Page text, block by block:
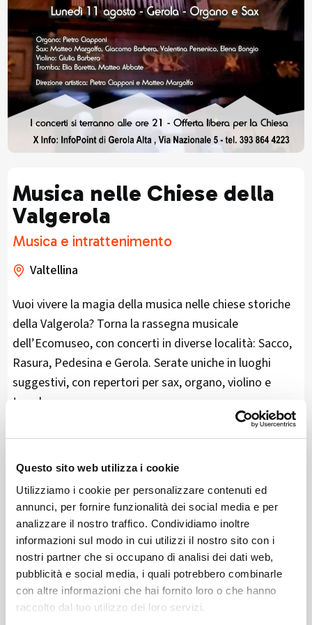
Questo sito web utilizza i cookie
Utilizziamo i cookie per personalizzare contenuti ed
annunci, per fornire funzionalità dei social media e per
analizzare il nostro traffico. Condividiamo inoltre
informazioni sul modo in cui utilizzi il nostro sito con i
nostri partner che si occupano di analisi dei dati web,
pubblicità e social media, i quali potrebbero combinarle
con altre informazioni che hai fornito loro o che hanno
raccolto dal tuo utilizzo dei loro servizi.
Musica nelle Chiese della
Valgerola
Musica e intrattenimento
Valtellina
Vuoi vivere la magia della musica nelle chiese storiche
della Valgerola? Torna la rassegna musicale
dell’Ecomuseo, con concerti in diverse località: Sacco,
Rasura, Pedesina e Gerola. Serate uniche in luoghi
suggestivi, con repertori per sax, organo, violino e
tromba.
📅 Date e luoghi:
19 luglio 2025Sacco – Quartetto di Sax
26 luglio 2025Rasura – Organo e Violino
2 agosto 2025 Pedesina – Organo e Tromba
11 agosto 2025Gerola – Organo e Sax
⏰ Orario:ore 21:00
👉 Offerta libera per la chiesa